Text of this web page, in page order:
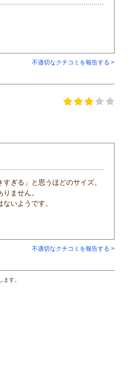
不適切なクチコミを報告する >
ぎる」と思うほどのサイズ。
ません。
いようです。
不適切なクチコミを報告する >
す。